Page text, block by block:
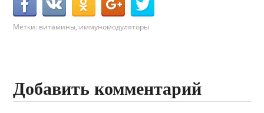
Метки: витамины, иммуномодуляторы
Добавить комментарий